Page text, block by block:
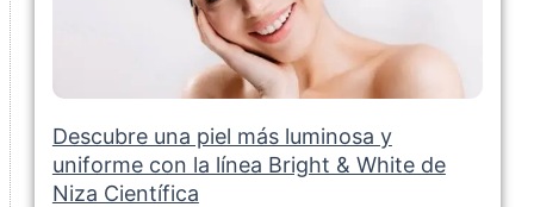
Descubre una piel más luminosa y
uniforme con la línea Bright & White de
Niza Científica